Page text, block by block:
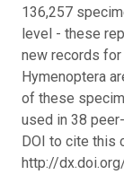
136,257
level - these
new records for
Hymenoptera
of these
used in 38
DOI to cite this
http://